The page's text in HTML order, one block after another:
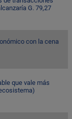
G. 79,27
con la cena
que vale más